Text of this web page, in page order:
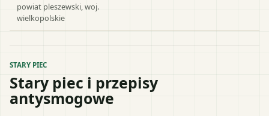
powiat pleszewski , woj.
wielkopolskie
STARY PIEC
Stary piec i przepisy
antysmogowe